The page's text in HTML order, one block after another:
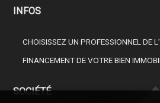
INFOS
CHOISISSEZ UN PROFESSIONNEL DE
FINANCEMENT DE VOTRE BIEN
SOCIÉTÉ